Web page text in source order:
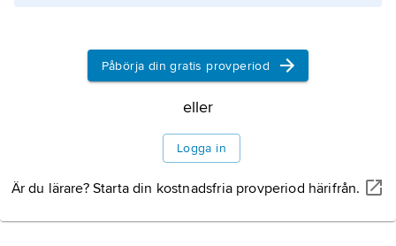
Ortnamnet
Litteraturanvisning
Påbörja din gratis provperiod
eller
Logga in
Är du lärare? Starta din kostnadsfria provperiod härifrån.